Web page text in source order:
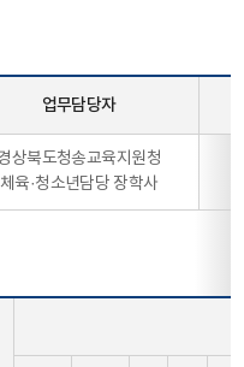
업무담당자
상북도청송교육지원청
체육·청소년담당 장학사